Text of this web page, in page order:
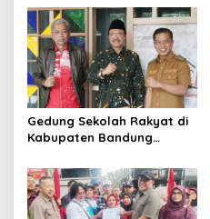
Rebranding RSUD Cibabat
Gedung Sekolah Rakyat di
Kabupaten Bandung
Siap Tampung Dua Ribu
Siswa